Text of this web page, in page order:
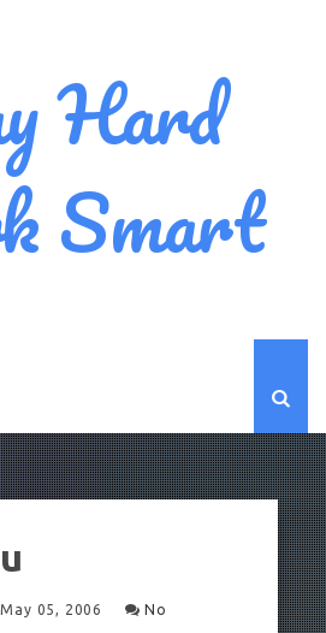
Hard
Smart
05, 2006
No